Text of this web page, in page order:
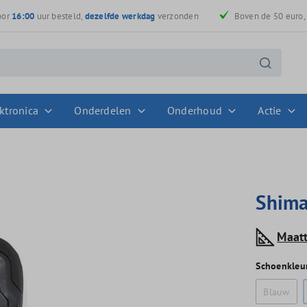
16:00 uur besteld, dezelfde werkdag verzonden Boven de 50 euro,
Onderdelen Onderhoud Actie
Blauw